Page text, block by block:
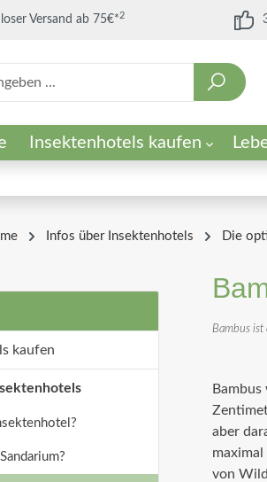
Versand ab 75€* 2
Insektenhotels kaufen
Infos über Insektenhotels Die
kaufen
Bambus ist
aber
von